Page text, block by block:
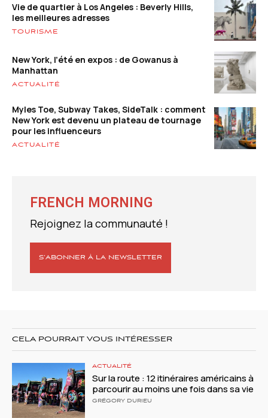
Vie de quartier à Los Angeles : Beverly Hills,
les meilleures adresses
TOURISME
New York, l’été en expos : de Gowanus à
Manhattan
ACTUALITÉ
Myles Toe, Subway Takes, SideTalk : comment
New York est devenu un plateau de tournage
pour les influenceurs
ACTUALITÉ
FRENCH MORNING
Rejoignez la communauté !
S’ABONNER À LA NEWSLETTER
CELA POURRAIT VOUS INTÉRESSER
ACTUALITÉ
Sur la route : 12 itinéraires américains à
parcourir au moins une fois dans sa vie
GRÉGORY DURIEU